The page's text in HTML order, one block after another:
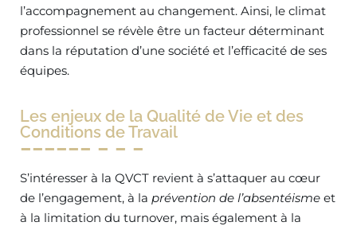
l’accompagnement au changement. Ainsi, le climat
professionnel se révèle être un facteur déterminant
dans la réputation d’une société et l’efficacité de ses
équipes.
Les enjeux de la Qualité de Vie et des
Conditions de Travail
S’intéresser à la QVCT revient à s’attaquer au cœur
de l’engagement, à la prévention de l’absentéisme et
à la limitation du turnover, mais également à la